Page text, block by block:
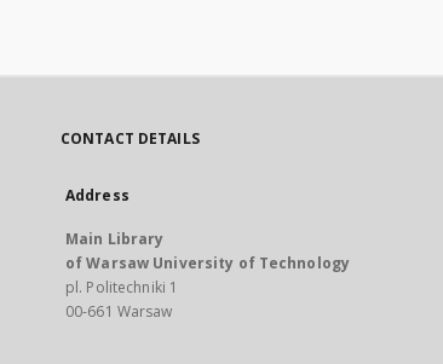
CONTACT DETAILS
Address
Main Library
of Warsaw University of Technology
pl. Politechniki 1
00-661 Warsaw